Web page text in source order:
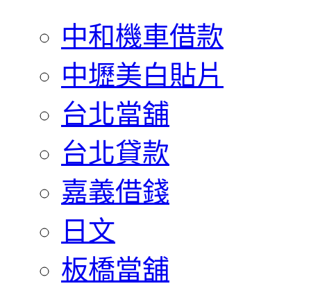
中和機車借款
中壢美白貼片
台北當舖
台北貸款
嘉義借錢
日文
板橋當舖